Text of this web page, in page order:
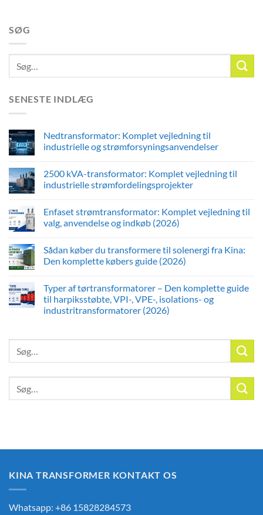
SØG
SENESTE INDLÆG
Nedtransformator: Komplet vejledning til
industrielle og strømforsyningsanvendelser
2500 kVA-transformator: Komplet vejledning til
industrielle strømfordelingsprojekter
Enfaset strømtransformator: Komplet vejledning til
valg, anvendelse og indkøb (2026)
Sådan køber du transformere til solenergi fra Kina:
Den komplette købers guide (2026)
Typer af tørtransformatorer – Den komplette guide
til harpiksstøbte, VPI-, VPE-, isolations- og
industritransformatorer (2026)
efter:
efter:
KINA TRANSFORMER KONTAKT OS
Whatsapp: +86 15828284573